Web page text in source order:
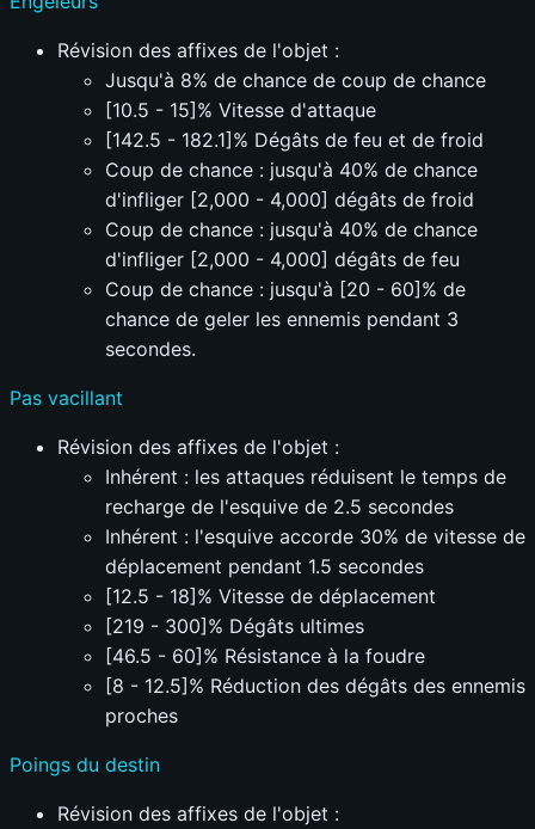
Révision des affixes de l'objet :
Jusqu'à 8% de chance de coup de chance
[10.5 - 15]% Vitesse d'attaque
[142.5 - 182.1]% Dégâts de feu et de froid
Coup de chance : jusqu'à 40% de chance
d'infliger [2,000 - 4,000] dégâts de froid
Coup de chance : jusqu'à 40% de chance
d'infliger [2,000 - 4,000] dégâts de feu
Coup de chance : jusqu'à [20 - 60]% de
chance de geler les ennemis pendant 3
secondes.
Pas vacillant
Révision des affixes de l'objet :
Inhérent : les attaques réduisent le temps de
recharge de l'esquive de 2.5 secondes
Inhérent : l'esquive accorde 30% de vitesse de
déplacement pendant 1.5 secondes
[12.5 - 18]% Vitesse de déplacement
[219 - 300]% Dégâts ultimes
[46.5 - 60]% Résistance à la foudre
[8 - 12.5]% Réduction des dégâts des ennemis
proches
Poings du destin
Révision des affixes de l'objet :